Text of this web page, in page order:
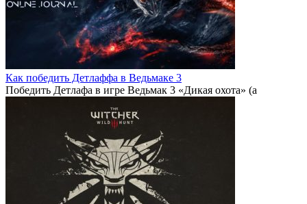
Как победить Детлаффа в Ведьмаке 3
Победить Детлафа в игре Ведьмак 3 «Дикая охота» (а